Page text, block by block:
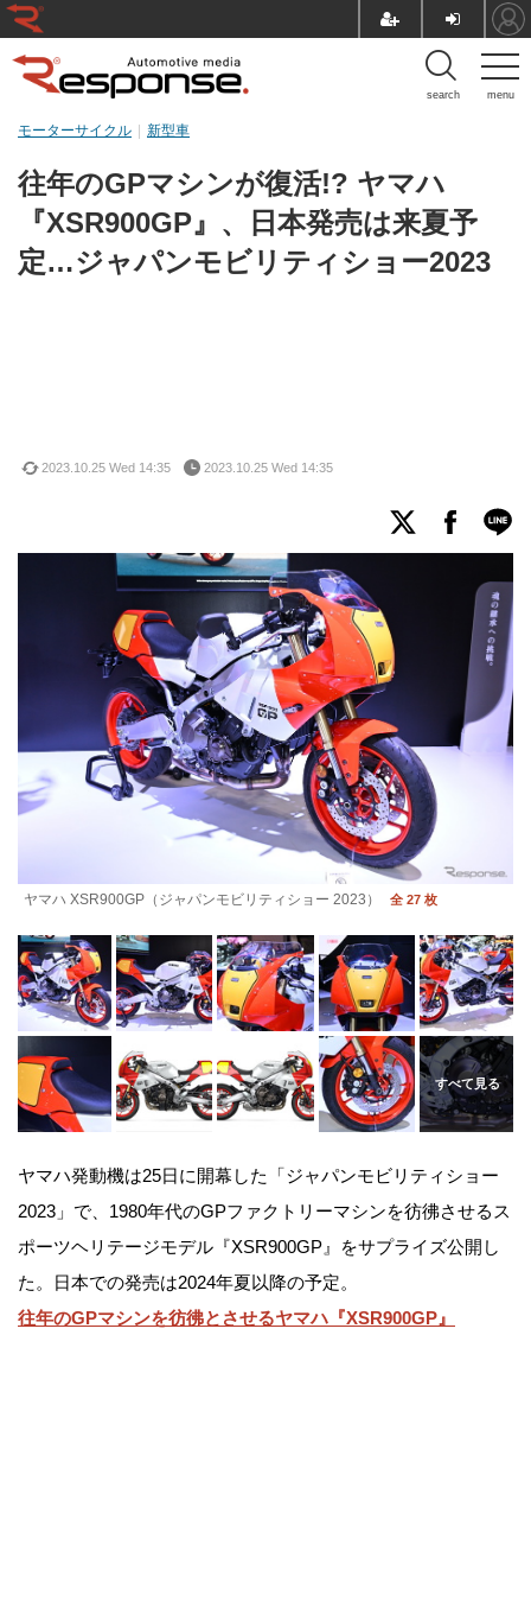
menu
search
往年のGPマシンが復活!? ヤマハ
『XSR900GP』、日本発売は来夏予
定…ジャパンモビリティショー2023
モーターサイクル 新型車
2023.10.25 Wed 14:35 2023.10.25 Wed 14:35
ヤマハ XSR900GP（ジャパンモビリティショー 2023） 全 27 枚
ヤマハ発動機は25日に開幕した「ジャパンモビリティショー
2023」で、1980年代のGPファクトリーマシンを彷彿させるス
ポーツヘリテージモデル『XSR900GP』をサプライズ公開し
た。日本での発売は2024年夏以降の予定。
往年のGPマシンを彷彿とさせるヤマハ『XSR900GP』